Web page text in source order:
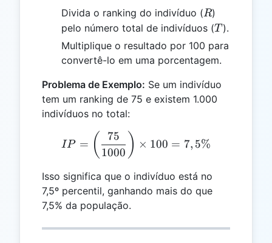
Divida o ranking do indivíduo (R
R)
pelo número total de indivíduos (T
T ).
Multiplique o resultado por 100 para
convertê-lo em uma porcentagem.
Problema de Exemplo: Se um indivíduo
tem um ranking de 75 e existem 1.000
indivíduos no total:
IP =
IP = ( 1000
75 ) × 100 = 7, 5%
Isso significa que o indivíduo está no
7,5º percentil, ganhando mais do que
7,5% da população.